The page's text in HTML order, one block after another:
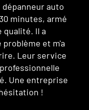
auto est
situation avec
Utilisant de
il a effectué les
place. Leur
l'aise, et leur
que j'étais
grand merci à